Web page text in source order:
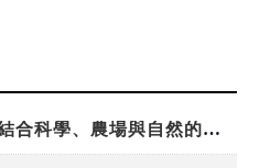
嘉義鹿草夏日探索趣！結合科學、農場與自然的親子小旅行